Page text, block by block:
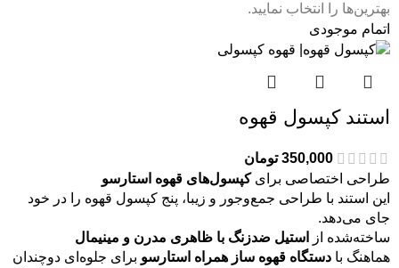
بهترین‌ها را انتخاب نمایید.
اتمام موجودی
استند کپسول قهوه
350,000 تومان
طراحی اختصاصی برایکپسول‌های قهوه استارسو
این استند با طراحی جمع‌وجور و زیبا، پنج کپسول قهوه را در خود
جای می‌دهد.
ساخته‌شده از
استیل ضدزنگ با ظاهری مدرن و مینیمال
هماهنگ با دستگاه قهوه ساز همراه استارسو برای جلوه‌ای دوچندان